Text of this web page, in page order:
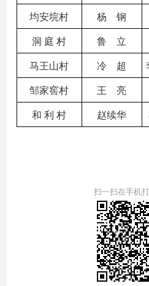
均安垸村
杨 钢
洞 庭 村
鲁 立
马王山村
冷 超
邹家窖村
王 亮
和 利 村
赵续华
扫一扫在手机